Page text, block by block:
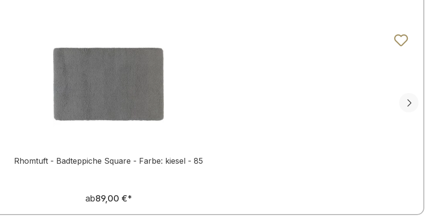
Rhomtuft - Badteppiche Square - Farbe: kiesel - 85
Regulärer Preis:
ab89,00 €*